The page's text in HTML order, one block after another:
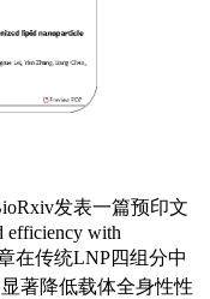
发表一篇预印文
efficiency with
在传统LNP四组分中
显著降低载体全身性性